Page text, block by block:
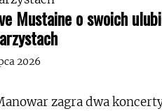
Mustaine o swoich
2026